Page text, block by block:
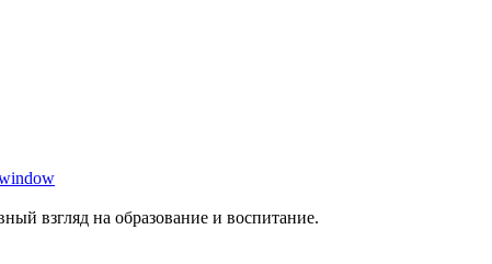
взгляд на образование и воспитание.